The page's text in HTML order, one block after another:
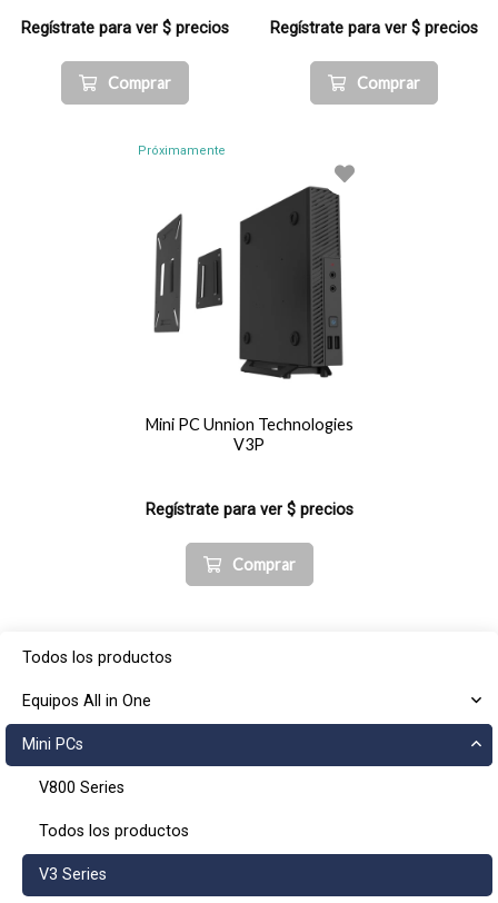
Todos los productos
Equipos All in One
Mini PCs
V800 Series
Todos los productos
V3 Series
Regístrate para ver $ precios
Comprar
Regístrate para ver $ precios
Comprar
Próximamente
Mini PC Unnion Technologies
V3P
Regístrate para ver $ precios
Comprar